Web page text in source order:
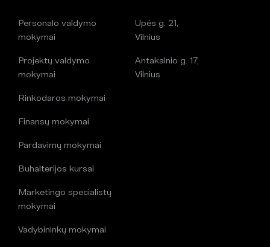
Personalo valdymo
mokymai
Projektų valdymo
mokymai
Rinkodaros mokymai
Finansų mokymai
Pardavimų mokymai
Buhalterijos kursai
Marketingo specialistų
mokymai
Vadybininkų mokymai
Upės g. 21,
Vilnius
Antakalnio g. 17,
Vilnius